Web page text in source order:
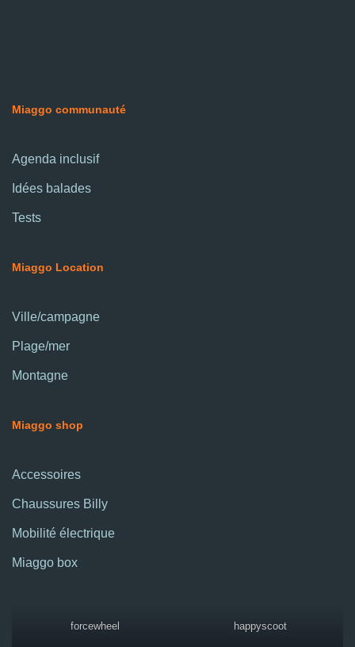
Miaggo communauté
Agenda inclusif
Idées balades
Tests
Miaggo Location
Ville/campagne
Plage/mer
Montagne
Miaggo shop
Accessoires
Chaussures Billy
Mobilité électrique
Miaggo box
forcewheel happyscoot